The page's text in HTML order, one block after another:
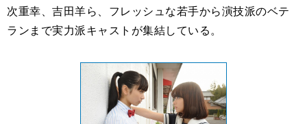
次重幸、吉田羊ら、フレッシュな若手から演技派のベテ
ランまで実力派キャストが集結している。